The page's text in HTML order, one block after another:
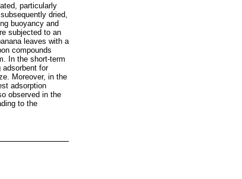
particularly
dried,
buoyancy and
subjected to an
leaves with a
compounds
In the short-term
for
Moreover, in the
adsorption
observed in the
to the